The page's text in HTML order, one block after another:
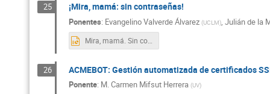
25 ¡Mira, mamá: sin contraseñas!
Ponentes: Evangelino Valverde Álvarez (UCLM), Julián de la
Mira, mamá. Sin contraseñas.pptx
26 ACMEBOT: Gestión automatizada de certificados
Ponente: M. Carmen Mifsut Herrera (UV)